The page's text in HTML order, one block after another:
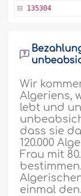
135304
Wir
Algeriens,
lebt und
dass sie
120.000
Frau mit
einmal